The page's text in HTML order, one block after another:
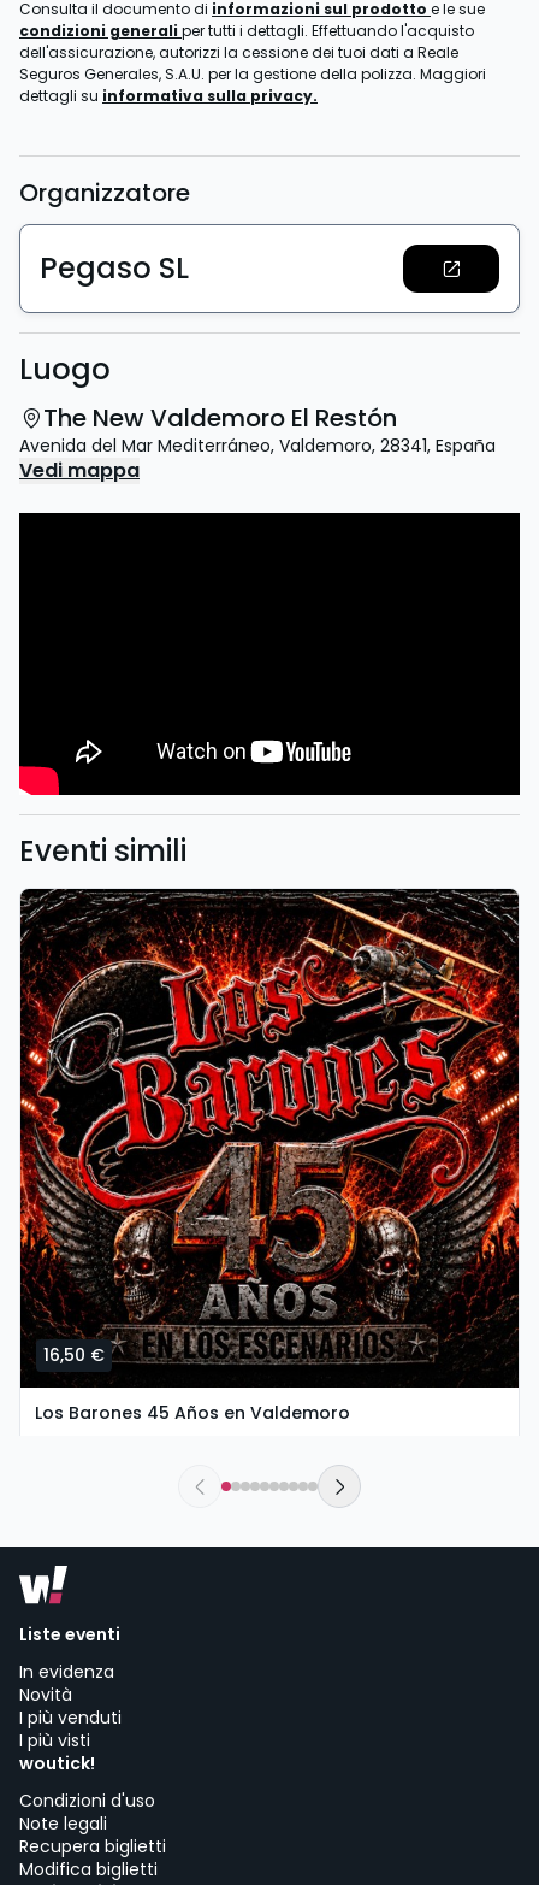
Consulta il documento di informazioni sul prodotto e le sue
condizioni generali per tutti i dettagli. Effettuando l'acquisto
dell'assicurazione, autorizzi la cessione dei tuoi dati a Reale
Seguros Generales, S.A.U. per la gestione della polizza. Maggiori
dettagli su informativa sulla privacy.
Organizzatore
Pegaso SL
Luogo
The New Valdemoro El Restón
Avenida del Mar Mediterráneo, Valdemoro, 28341, España
Vedi mappa
Eventi simili
16,50 €
Los Barones 45 Años en Valdemoro
The New Valdemoro El Restón | Valdemoro
Liste eventi
In evidenza
Novità
I più venduti
I più visti
woutick!
Condizioni d'uso
Note legali
Recupera biglietti
Modifica biglietti